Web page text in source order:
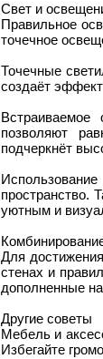
Свет и
Правильное
точечное
Точечные
создаёт
Встраиваемое
позволяют
подчеркнёт
пространство.
уютным и
Для
стенах и
дополненные
Другие советы
Мебель и
Избегайте